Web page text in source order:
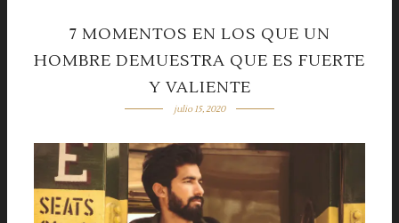
7 MOMENTOS EN LOS QUE UN
HOMBRE DEMUESTRA QUE ES FUERTE
Y VALIENTE
julio 15, 2020